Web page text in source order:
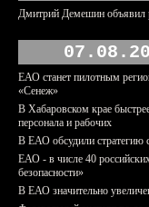
Дмитрий Демешин объявил
ЕАО станет пилотным
«Сенеж»
В Хабаровском крае
персонала и рабочих
В ЕАО обсудили стратегию
ЕАО - в числе 40
безопасности»
В ЕАО значительно